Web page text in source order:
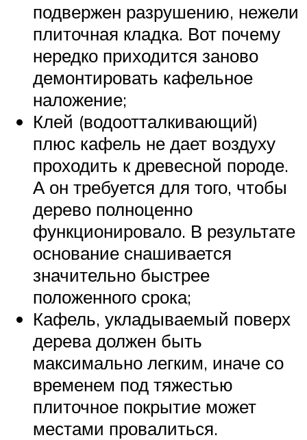
подвержен разрушению, нежели
плиточная кладка. Вот почему
нередко приходится заново
демонтировать кафельное
наложение;
Клей (водоотталкивающий)
плюс кафель не дает воздуху
проходить к древесной породе.
А он требуется для того, чтобы
дерево полноценно
функционировало. В результате
основание снашивается
значительно быстрее
положенного срока;
Кафель, укладываемый поверх
дерева должен быть
максимально легким, иначе со
временем под тяжестью
плиточное покрытие может
местами провалиться.